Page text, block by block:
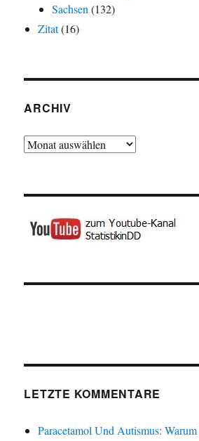
Sachsen (132)
Zitat(16)
ARCHIV
Archiv
LETZTE KOMMENTARE
Paracetamol Und Autismus: